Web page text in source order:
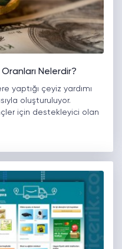
Nelerdir?
yaptığı çeyiz yardımı
oluşturuluyor.
için destekleyici olan
bankalarda